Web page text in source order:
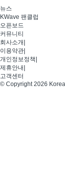
뉴스
KWave 팬클럽
오픈보드
커뮤니티
회사소개
이용약관
개인정보정책
제휴안내
고객센터
© Copyright 2026